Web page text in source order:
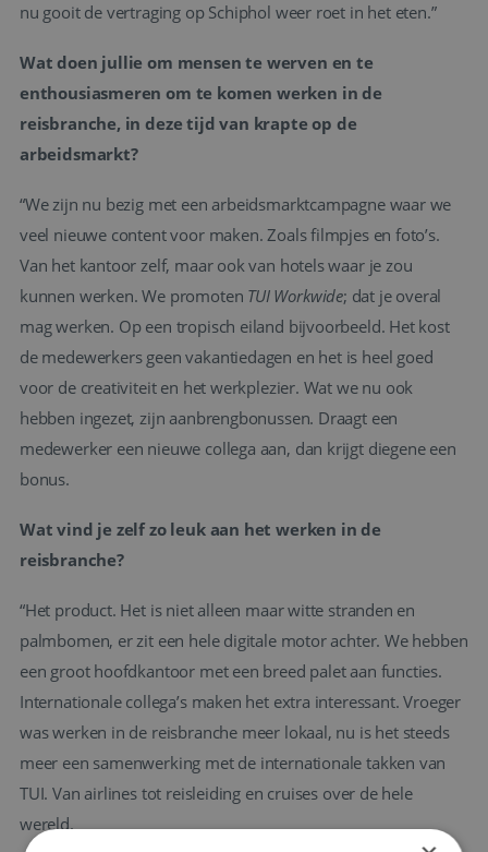
nu gooit de vertraging op Schiphol weer roet in het eten.”
Wat doen jullie om mensen te werven en te
enthousiasmeren om te komen werken in de
reisbranche, in deze tijd van krapte op de
arbeidsmarkt?
“We zijn nu bezig met een arbeidsmarktcampagne waar we
veel nieuwe content voor maken. Zoals filmpjes en foto’s.
Van het kantoor zelf, maar ook van hotels waar je zou
kunnen werken. We promoten TUI Workwide; dat je overal
mag werken. Op een tropisch eiland bijvoorbeeld. Het kost
de medewerkers geen vakantiedagen en het is heel goed
voor de creativiteit en het werkplezier. Wat we nu ook
hebben ingezet, zijn aanbrengbonussen. Draagt een
medewerker een nieuwe collega aan, dan krijgt diegene een
bonus.
Wat vind je zelf zo leuk aan het werken in de
reisbranche?
“Het product. Het is niet alleen maar witte stranden en
palmbomen, er zit een hele digitale motor achter. We hebben
een groot hoofdkantoor met een breed palet aan functies.
Internationale collega’s maken het extra interessant. Vroeger
was werken in de reisbranche meer lokaal, nu is het steeds
meer een samenwerking met de internationale takken van
TUI. Van airlines tot reisleiding en cruises over de hele
wereld.